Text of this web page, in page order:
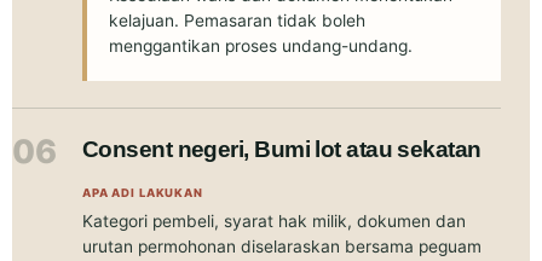
kelajuan. Pemasaran tidak boleh
menggantikan proses undang-undang.
06 Consent negeri, Bumi lot atau sekatan
APA ADI LAKUKAN
Kategori pembeli, syarat hak milik, dokumen dan
urutan permohonan diselaraskan bersama peguam